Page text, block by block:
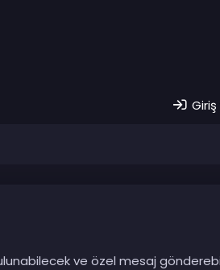
ve özel mesaj